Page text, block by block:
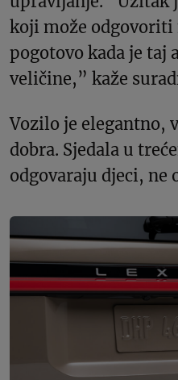
koji može odgovoriti
pogotovo kada je taj
veličine,” kaže
Vozilo je elegantno,
dobra. Sjedala u
odgovaraju djeci, ne